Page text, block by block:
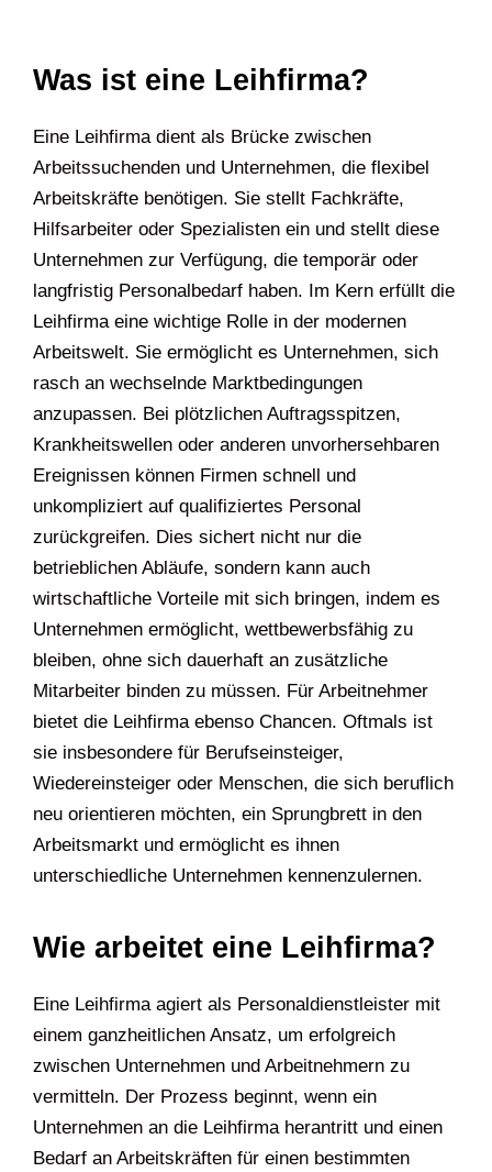
Was ist eine Leihfirma?
Eine Leihfirma dient als Brücke zwischen
Arbeitssuchenden und Unternehmen, die flexibel
Arbeitskräfte benötigen. Sie stellt Fachkräfte,
Hilfsarbeiter oder Spezialisten ein und stellt diese
Unternehmen zur Verfügung, die temporär oder
langfristig Personalbedarf haben. Im Kern erfüllt die
Leihfirma eine wichtige Rolle in der modernen
Arbeitswelt. Sie ermöglicht es Unternehmen, sich
rasch an wechselnde Marktbedingungen
anzupassen. Bei plötzlichen Auftragsspitzen,
Krankheitswellen oder anderen unvorhersehbaren
Ereignissen können Firmen schnell und
unkompliziert auf qualifiziertes Personal
zurückgreifen. Dies sichert nicht nur die
betrieblichen Abläufe, sondern kann auch
wirtschaftliche Vorteile mit sich bringen, indem es
Unternehmen ermöglicht, wettbewerbsfähig zu
bleiben, ohne sich dauerhaft an zusätzliche
Mitarbeiter binden zu müssen. Für Arbeitnehmer
bietet die Leihfirma ebenso Chancen. Oftmals ist
sie insbesondere für Berufseinsteiger,
Wiedereinsteiger oder Menschen, die sich beruflich
neu orientieren möchten, ein Sprungbrett in den
Arbeitsmarkt und ermöglicht es ihnen
unterschiedliche Unternehmen kennenzulernen.
Wie arbeitet eine Leihfirma?
Eine Leihfirma agiert als Personaldienstleister mit
einem ganzheitlichen Ansatz, um erfolgreich
zwischen Unternehmen und Arbeitnehmern zu
vermitteln. Der Prozess beginnt, wenn ein
Unternehmen an die Leihfirma herantritt und einen
Bedarf an Arbeitskräften für einen bestimmten